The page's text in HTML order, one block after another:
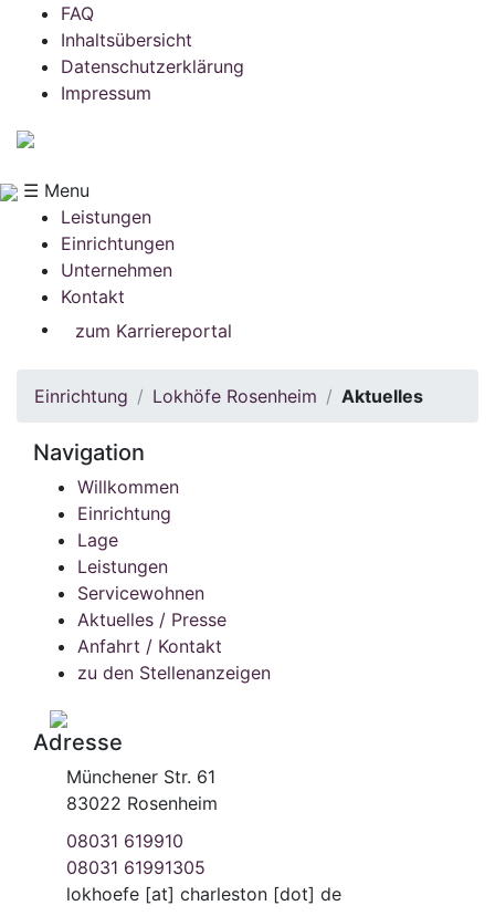
FAQ
Inhaltsübersicht
Datenschutzerklärung
Impressum
☰ Menu
Leistungen
Einrichtungen
Unternehmen
Kontakt
zum Karriereportal
Einrichtung Lokhöfe Rosenheim Aktuelles
Navigation
Willkommen
Einrichtung
Lage
Leistungen
Servicewohnen
Aktuelles / Presse
Anfahrt / Kontakt
zu den Stellenanzeigen
Adresse
Münchener Str. 61
83022 Rosenheim
08031 619910
08031 61991305
lokhoefe [at] charleston [dot] de